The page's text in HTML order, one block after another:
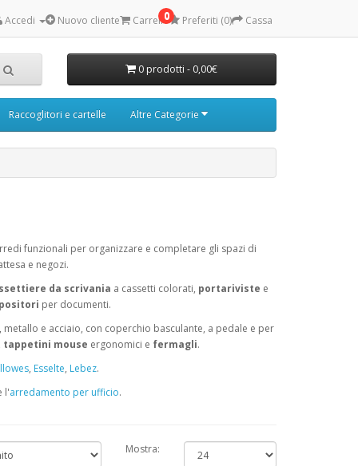
Accedi Nuovo cliente 0
Carrello Preferiti (0) Cassa
0 prodotti - 0,00€
Raccoglitori e cartelle Altre Categorie
funzionali per organizzare e completare gli spazi di
e negozi.
da scrivania a cassetti colorati, portariviste e
per documenti.
metallo e acciaio, con coperchio basculante, a pedale e per
tappetini mouse ergonomici e fermagli.
, Esselte, Lebez.
l'arredamento per ufficio.
Mostra: